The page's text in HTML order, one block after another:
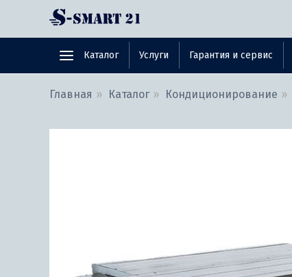
Каталог Услуги Гарантия и сервис
Главная Каталог Кондиционирование